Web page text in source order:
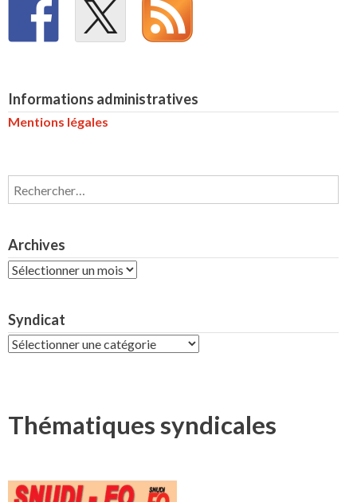
Informations administratives
Mentions légales
Rechercher :
Archives
Archives
Syndicat
Syndicat
Thématiques syndicales